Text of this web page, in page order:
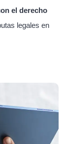
el derecho
legales en